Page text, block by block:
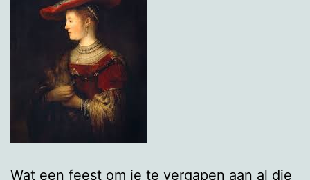
Wat een feest om je te vergapen aan al die